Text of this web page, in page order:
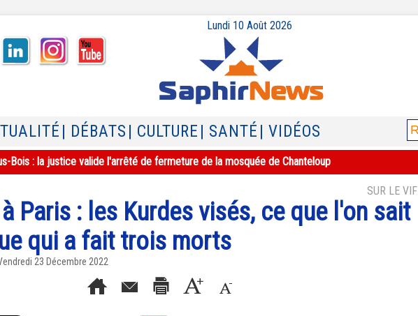
Lundi 10 Août 2026
| DÉBATS | CULTURE | SANTÉ | VIDÉOS
Bois : la justice valide l'arrêté de fermeture de la mosquée de Chanteloup
SUR LE VIF
Paris : les Kurdes visés, ce que l'on sait
qui a fait trois morts
23 Décembre 2022